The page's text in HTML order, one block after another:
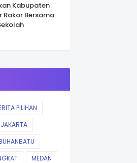
Kabupaten
Rakor Bersama
PILIHAN
JAKARTA
MEDAN